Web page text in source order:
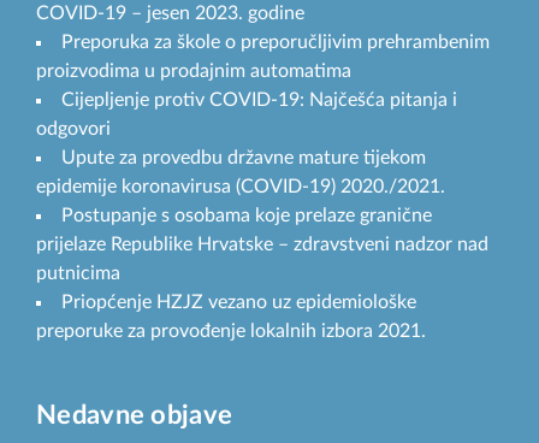
COVID-19 – jesen 2023. godine
Preporuka za škole o preporučljivim prehrambenim
proizvodima u prodajnim automatima
Cijepljenje protiv COVID-19: Najčešća pitanja i
odgovori
Upute za provedbu državne mature tijekom
epidemije koronavirusa (COVID-19) 2020./2021.
Postupanje s osobama koje prelaze granične
prijelaze Republike Hrvatske – zdravstveni nadzor nad
putnicima
Priopćenje HZJZ vezano uz epidemiološke
preporuke za provođenje lokalnih izbora 2021.
Nedavne objave